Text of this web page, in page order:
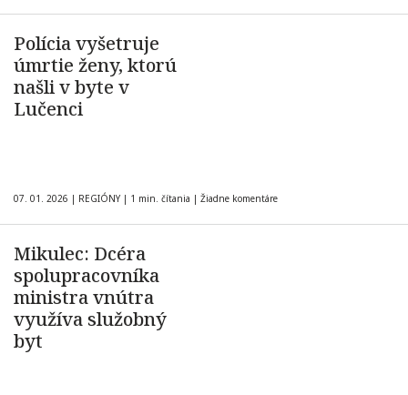
Polícia vyšetruje
úmrtie ženy, ktorú
našli v byte v
Lučenci
07. 01. 2026 | REGIÓNY | 1 min. čítania | Žiadne komentáre
Mikulec: Dcéra
spolupracovníka
ministra vnútra
využíva služobný
byt